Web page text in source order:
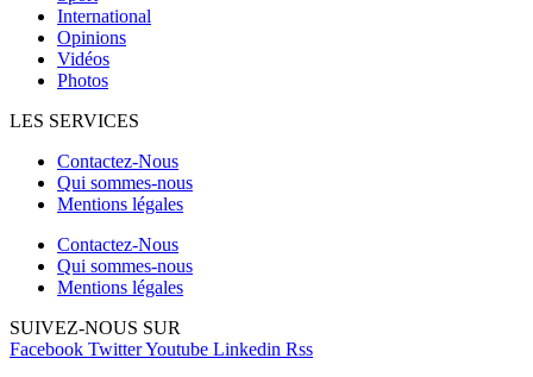
International
Opinions
Vidéos
Photos
LES SERVICES
Contactez-Nous
Qui sommes-nous
Mentions légales
Contactez-Nous
Qui sommes-nous
Mentions légales
SUIVEZ-NOUS SUR
Facebook TwitterYoutube Linkedin Rss